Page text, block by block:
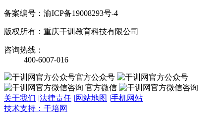
备案编号：渝ICP备19008293号-4
版权所有：重庆干训教育科技有限公司
咨询热线：
400-6007-016
官方公众号
官方微信
关于我们 |法律责任 |网站地图 |手机网站
技术支持：干培网